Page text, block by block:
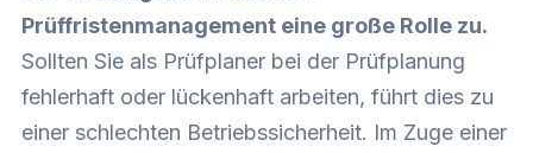
Prüffristenmanagement eine große Rolle zu.
Sollten Sie als Prüfplaner bei der Prüfplanung
fehlerhaft oder lückenhaft arbeiten, führt dies zu
einer schlechten Betriebssicherheit. Im Zuge einer